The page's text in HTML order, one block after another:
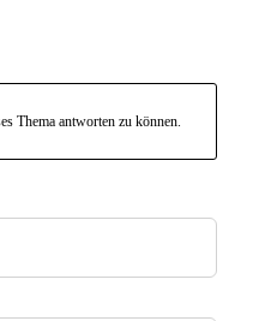
Thema antworten zu können.